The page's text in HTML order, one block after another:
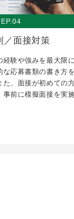
／面接対策
験や強みを最大限
な応募書類の書き方
た、面接が初めての
前に模擬面接を実